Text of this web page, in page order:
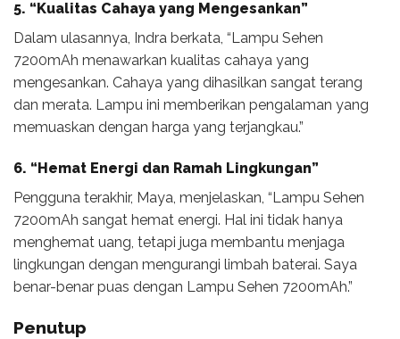
5. “Kualitas Cahaya yang Mengesankan”
Dalam ulasannya, Indra berkata, “Lampu Sehen
7200mAh menawarkan kualitas cahaya yang
mengesankan. Cahaya yang dihasilkan sangat terang
dan merata. Lampu ini memberikan pengalaman yang
memuaskan dengan harga yang terjangkau.”
6. “Hemat Energi dan Ramah Lingkungan”
Pengguna terakhir, Maya, menjelaskan, “Lampu Sehen
7200mAh sangat hemat energi. Hal ini tidak hanya
menghemat uang, tetapi juga membantu menjaga
lingkungan dengan mengurangi limbah baterai. Saya
benar-benar puas dengan Lampu Sehen 7200mAh.”
Penutup